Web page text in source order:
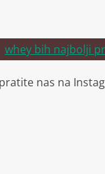
nas na